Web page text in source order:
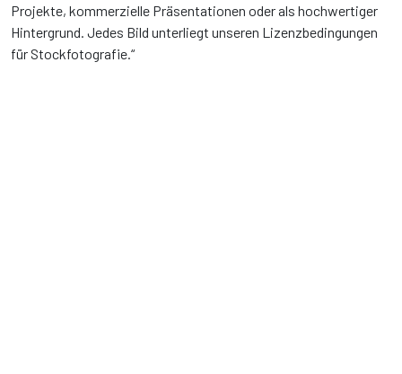
Projekte, kommerzielle Präsentationen oder als hochwertiger
Hintergrund. Jedes Bild unterliegt unseren Lizenzbedingungen
für Stockfotografie.“